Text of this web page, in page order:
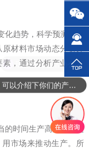
化趋势，科学预测行业
材料市场动态分析开
，通过分析产业链的
的时间生产高质量、适
市场来推动生产。所
可以介绍下你们的产品么？
现在有优惠活动么？